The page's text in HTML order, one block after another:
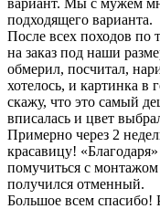
подходящего варианта.
После всех походов по
на заказ под наши
обмерил, посчитал,
хотелось, и картинка в
скажу, что это самый
вписалась и цвет
Примерно через 2
красавицу!
помучиться с
получился отменный.
Большое всем спасибо!